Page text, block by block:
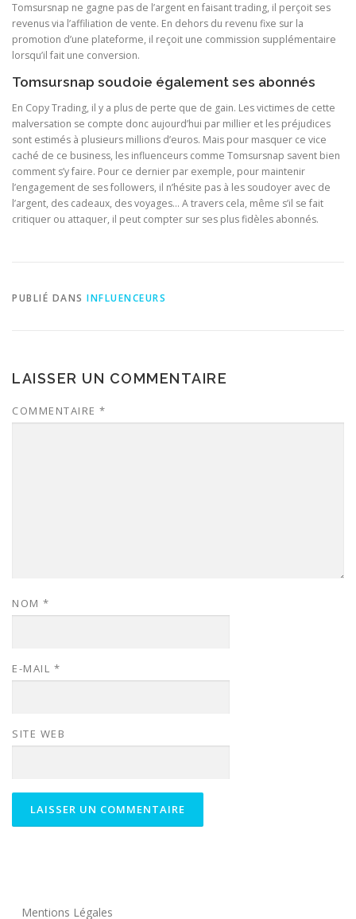
Tomsursnap ne gagne pas de l’argent en faisant trading, il perçoit ses
revenus via l’affiliation de vente. En dehors du revenu fixe sur la
promotion d’une plateforme, il reçoit une commission supplémentaire
lorsqu’il fait une conversion.
Tomsursnap soudoie également ses abonnés
En Copy Trading, il y a plus de perte que de gain. Les victimes de cette
malversation se compte donc aujourd’hui par millier et les préjudices
sont estimés à plusieurs millions d’euros. Mais pour masquer ce vice
caché de ce business, les influenceurs comme Tomsursnap savent bien
comment s’y faire. Pour ce dernier par exemple, pour maintenir
l’engagement de ses followers, il n’hésite pas à les soudoyer avec de
l’argent, des cadeaux, des voyages… A travers cela, même s’il se fait
critiquer ou attaquer, il peut compter sur ses plus fidèles abonnés.
PUBLIÉ DANS INFLUENCEURS
LAISSER UN COMMENTAIRE
COMMENTAIRE *
NOM *
E-MAIL *
SITE WEB
Mentions Légales